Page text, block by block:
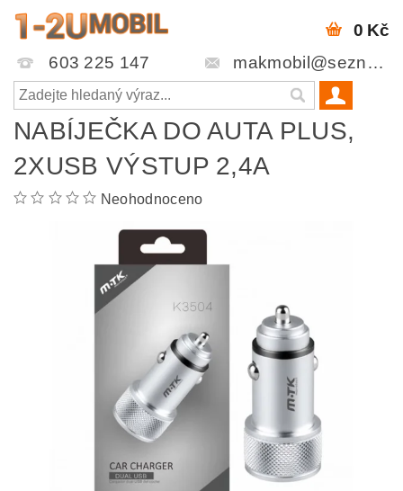
603 225 147 makmobil@seznam.cz
0 Kč
NABÍJEČKA DO AUTA PLUS,
2XUSB VÝSTUP 2,4A
Neohodnoceno